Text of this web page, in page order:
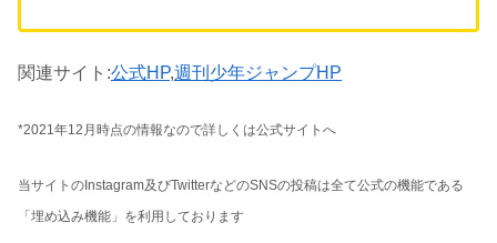
関連サイト:公式HP,週刊少年ジャンプHP
*2021年12月時点の情報なので詳しくは公式サイトへ
当サイトのInstagram及びTwitterなどのSNSの投稿は全て公式の機能である
「埋め込み機能」を利用しております